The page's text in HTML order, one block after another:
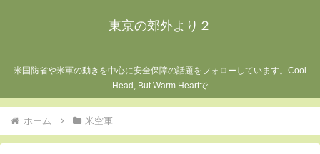
東京の郊外より２
米国防省や米軍の動きを中心に安全保障の話題をフォローしています。Cool
Head, But Warm Heartで
ホーム 米空軍